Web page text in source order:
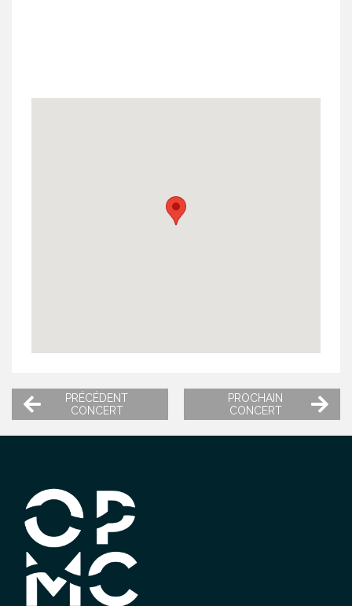
PRÉCÉDENT
CONCERT
PROCHAIN
CONCERT